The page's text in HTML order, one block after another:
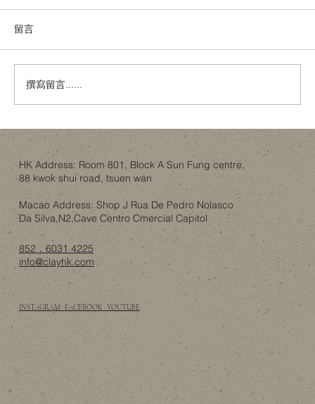
Billy 書櫃改造，最難搞嘅唔係書櫃，而係
一家人嘅共識
留言
撰寫留言......
HK Address: Room 801, Block A Sun Fung centre,
88 kwok shui road, tsuen wan
Macao Address: Shop J Rua De Pedro Nolasco
Da Silva,N2,Cave Centro Cmercial Capitol
852．6031 4225
info@clayhk.com
INSTAGRAM · FACEBOOK · YOUTUBE